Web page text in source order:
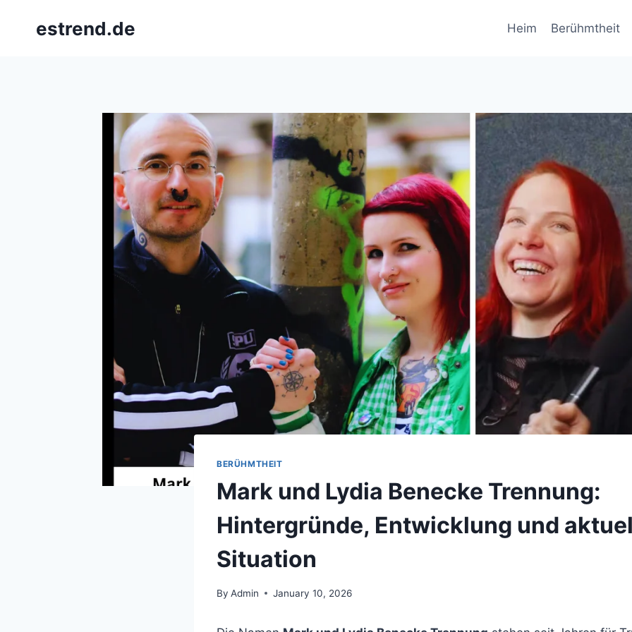
estrend.de Heim Berühmtheit
BERÜHMTHEIT
Mark und Lydia Benecke Trennung:
Hintergründe, Entwicklung und
Situation
By Admin January 10, 2026